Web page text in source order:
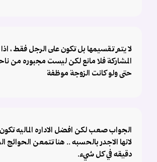
لا يتم تقسيمها بل تكون على الرجل فقط ، اذا
المشاركة فلا مانع لكن ليست مجبوره من
حتى ولو كانت الزوجة موظفة
الجواب صعب لكن افضل الاداره الماليه
لانها الاجدر بالحسبه .. هنا تتمعن الحوائج
دقيقه في كل شيء.